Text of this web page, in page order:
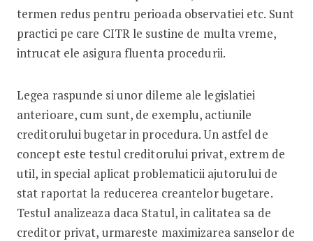
termen redus pentru perioada observatiei etc. Sunt
practici pe care CITR le sustine de multa vreme,
intrucat ele asigura fluenta procedurii.
Legea raspunde si unor dileme ale legislatiei
anterioare, cum sunt, de exemplu, actiunile
creditorului bugetar in procedura. Un astfel de
concept este testul creditorului privat, extrem de
util, in special aplicat problematicii ajutorului de
stat raportat la reducerea creantelor bugetare.
Testul analizeaza daca Statul, in calitatea sa de
creditor privat, urmareste maximizarea sanselor de